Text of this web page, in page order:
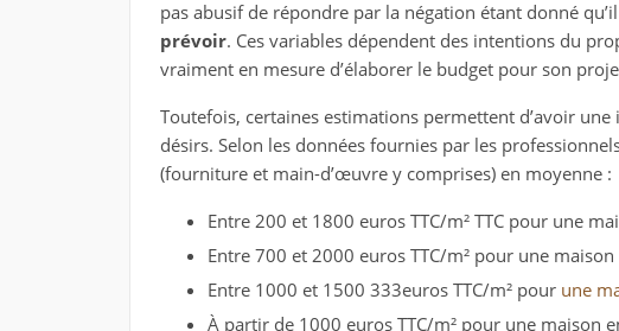
pas abusif de répondre par la négation étant donné
prévoir. Ces variables dépendent des intentions du
vraiment en mesure d’élaborer le budget pour son
Toutefois, certaines estimations permettent d’avoir une
désirs. Selon les données fournies par les
(fourniture et main-d’œuvre y comprises) en moyenne :
Entre 200 et 1800 euros TTC/m² TTC pour une
Entre 700 et 2000 euros TTC/m² pour une
Entre 1000 et 1500 333euros TTC/m² pour une
À partir de 1000 euros TTC/m² pour une maison